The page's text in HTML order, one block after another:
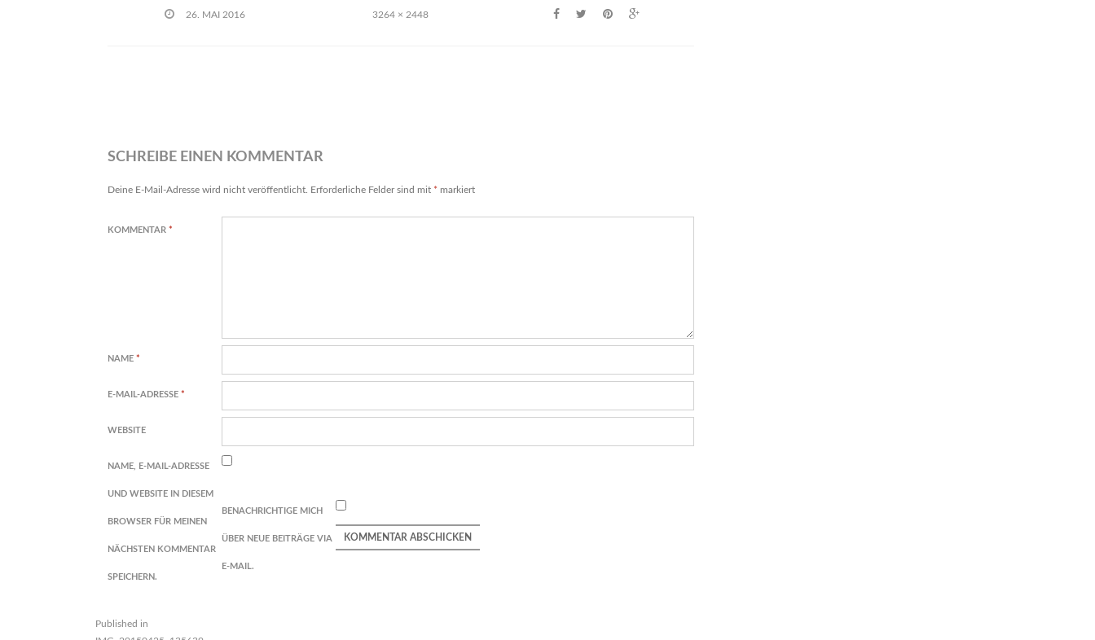
26. MAI 2016 3264 × 2448
SCHREIBE EINEN KOMMENTAR
Deine E-Mail-Adresse wird nicht veröffentlicht. Erforderliche Felder sind mit * markiert
KOMMENTAR *
NAME *
E-MAIL-ADRESSE *
WEBSITE
NAME, E-MAIL-ADRESSE
UND WEBSITE IN DIESEM
BROWSER FÜR MEINEN
NÄCHSTEN KOMMENTAR
SPEICHERN.
BENACHRICHTIGE MICH
ÜBER NEUE BEITRÄGE VIA
E-MAIL.
Published in